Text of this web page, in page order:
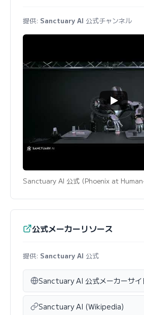
提供: Sanctuary AI 公式チャンネル
Sanctuary AI 公式 (Phoenix at
公式メーカーリソース
提供: Sanctuary AI 公式
Sanctuary AI 公式メーカーサイ
Sanctuary AI (Wikipedia)